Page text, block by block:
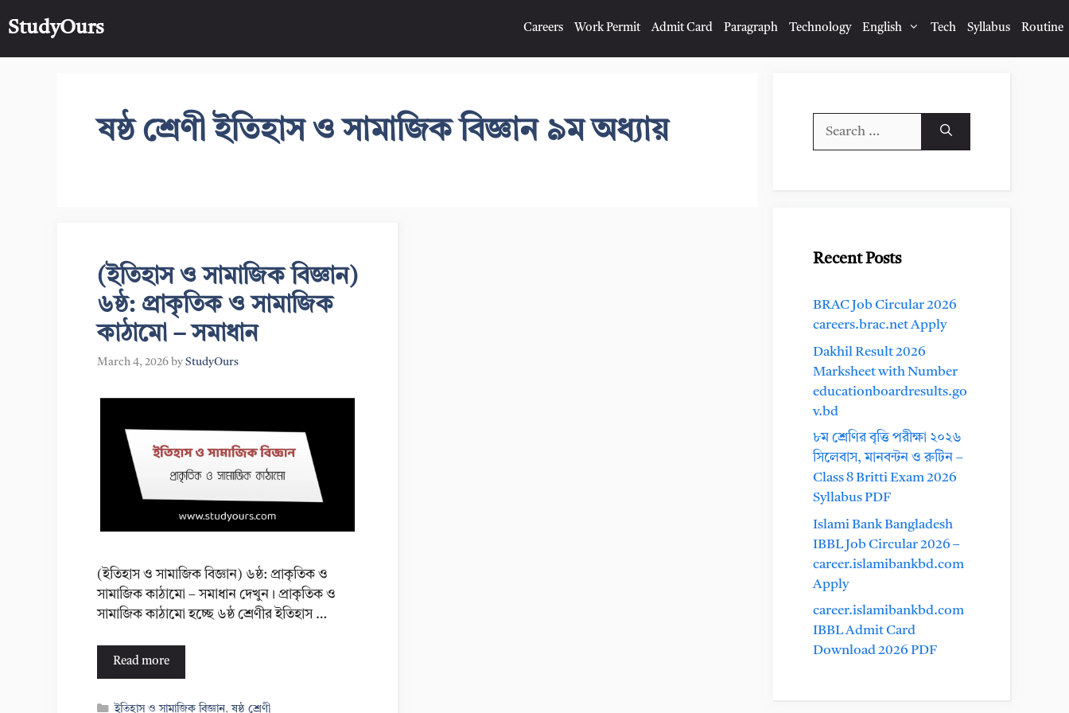
toStudyOurs Careers Work Permit Admit Card Paragraph Technology English Tech Syllabus Routine
ষষ্ঠ শ্রেণী ইতিহাস ও সামাজিক বিজ্ঞান ৯ম অধ্যায়
(ইতিহাস ও সামাজিক বিজ্ঞান)
৬ষ্ঠ: প্রাকৃতিক ও সামাজিক
কাঠামো – সমাধান
March 4, 2026 by StudyOurs
(ইতিহাস ও সামাজিক বিজ্ঞান) ৬ষ্ঠ: প্রাকৃতিক ও
সামাজিক কাঠামো – সমাধান দেখুন। প্রাকৃতিক ও
সামাজিক কাঠামো হচ্ছে ৬ষ্ঠ শ্রেণীর ইতিহাস …
Read more
Categories
ইতিহাস ও সামাজিক বিজ্ঞান,ষষ্ঠ শ্রেণী
Recent Posts
BRAC Job Circular 2026
careers.brac.net Apply
Dakhil Result 2026
Marksheet with Number
educationboardresults.go
v.bd
৮ম শ্রেণির বৃত্তি পরীক্ষা ২০২৬
সিলেবাস, মানবন্টন ও রুটিন –
Class 8 Britti Exam 2026
Syllabus PDF
Islami Bank Bangladesh
IBBL Job Circular 2026 –
career.islamibankbd.com
Apply
career.islamibankbd.com
IBBL Admit Card
Download 2026 PDF